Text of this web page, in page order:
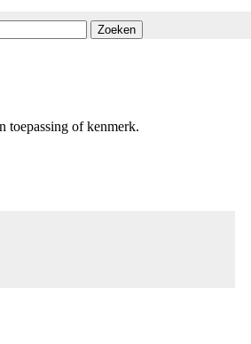
Zoeken
toepassing of kenmerk.